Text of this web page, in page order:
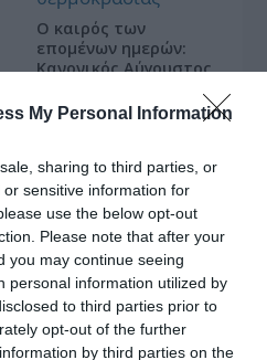
My Personal Information
sharing to third parties, or
sensitive information for
use the below opt-out
Please note that after your
you may continue seeing
personal information utilized by
to third parties prior to
opt-out of the further
by third parties on the
Ο καιρός των
επομένων ημερών:
Κανονικός Αύγουστος
και σταδιακή άνοδο
της θερμοκρασίας
,Μουσικό Φεστιβάλ